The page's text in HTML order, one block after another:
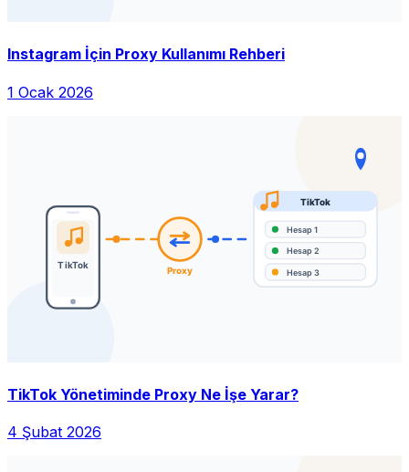
Instagram İçin Proxy Kullanımı Rehberi
1 Ocak 2026
TikTok Yönetiminde Proxy Ne İşe Yarar?
4 Şubat 2026